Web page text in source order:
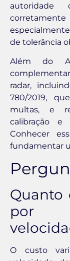
de tolerância
Além do
radar,
780/2019,
multas, e
calibração e
Conhecer
fundamentar
Quanto
por
O custo